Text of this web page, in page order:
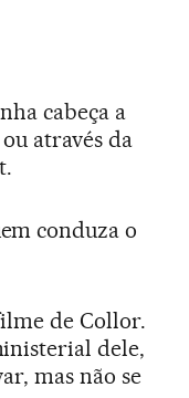
cabeça a
através da
conduza o
de Collor.
dele,
mas não se